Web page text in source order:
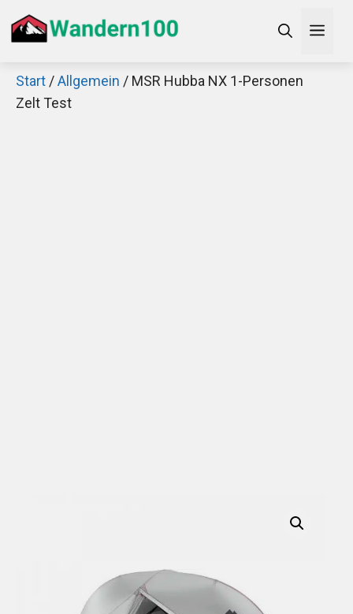
Inhalt
Start /Allgemein / MSR Hubba NX 1-Personen
Zelt Test